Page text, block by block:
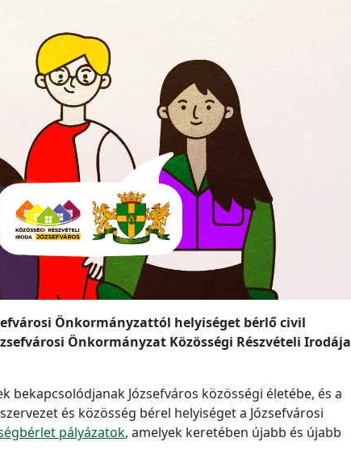
Önkormányzattól helyiséget bérlő civil
Önkormányzat Közösségi Részvételi Irodája
Józsefváros közösségi életébe, és a
és közösség bérel helyiséget a Józsefvárosi
pályázatok, amelyek keretében újabb és újabb